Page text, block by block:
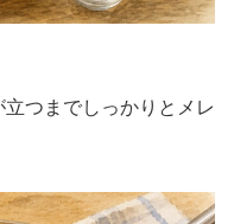
つまでしっかりとメレ